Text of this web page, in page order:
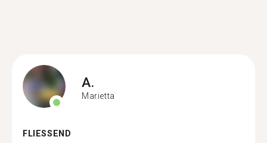
A.
Marietta
FLIESSEND